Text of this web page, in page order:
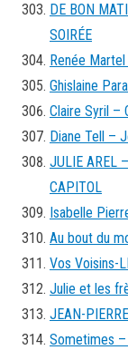
DE BON
SOIRÉE
Renée
Ghislaine
Claire Syril –
Diane Tell –
JULIE AREL
CAPITOL
Isabelle
Au bout du
Vos Voisins-
Julie et les
JEAN-
Sometimes –